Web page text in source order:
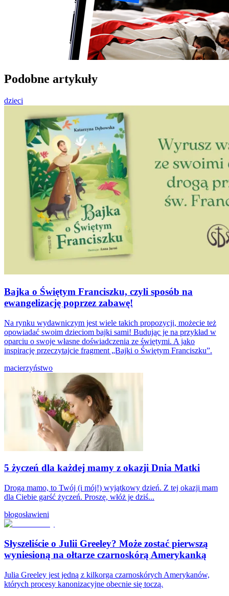
Podobne artykuły
dzieci
Bajka o Świętym Franciszku, czyli sposób na
ewangelizację poprzez zabawę!
Na rynku wydawniczym jest wiele takich propozycji, możecie też
opowiadać swoim dzieciom bajki sami! Budując je na przykład w
oparciu o swoje własne doświadczenia ze świętymi. A jako
inspirację przeczytajcie fragment „Bajki o Świętym Franciszku”.
macierzyństwo
5 życzeń dla każdej mamy z okazji Dnia Matki
Droga mamo, to Twój (i mój!) wyjątkowy dzień. Z tej okazji mam
dla Ciebie garść życzeń. Proszę, włóż je dziś...
błogosławieni
Słyszeliście o Julii Greeley? Może zostać pierwszą
wyniesioną na ołtarze czarnoskórą Amerykanką
Julia Greeley jest jedną z kilkorga czarnoskórych Amerykanów,
których procesy kanonizacyjne obecnie się toczą.